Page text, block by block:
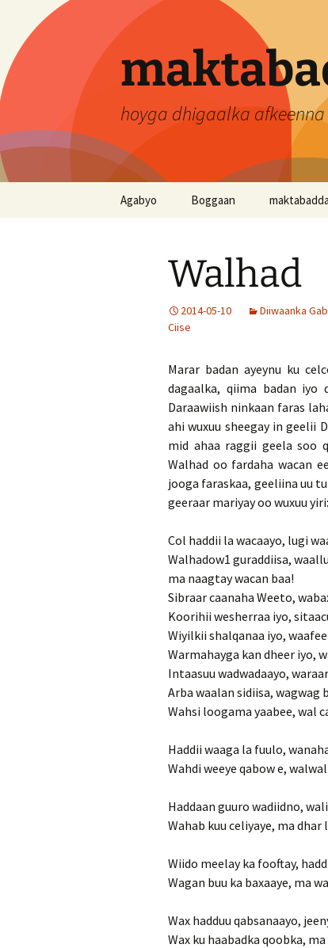
content
hoyga dhigaalka afkeenna
Agabyo Boggaan
Walhad
2014-05-10 Diiwaanka
Ciise
Marar badan ayeynu ku
dagaalka, qiima badan iyo
Daraawiish ninkaan faras
ahi wuxuu sheegay in geelii
mid ahaa raggii geela soo
Walhad oo fardaha wacan
jooga faraskaa, geeliina uu
geeraar mariyay oo wuxuu yiri:
Col haddii la wacaayo, lugi
Walhadow1 guraddiisa,
ma naagtay wacan baa!
Sibraar caanaha Weeto,
Koorihii wesherraa iyo,
Wiyilkii shalqanaa iyo,
Warmahayga kan dheer iyo,
Intaasuu wadwadaayo,
Arba waalan sidiisa, wagwag
Wahsi loogama yaabee, wal
Haddii waaga la fuulo,
Wahdi weeye qabow e,
Haddaan guuro wadiidno,
Wahab kuu celiyaye, ma dhar
Wiido meelay ka fooftay,
Wagan buu ka baxaaye, ma
Wax hadduu qabsanaayo,
Wax ku haabadka qoobka,